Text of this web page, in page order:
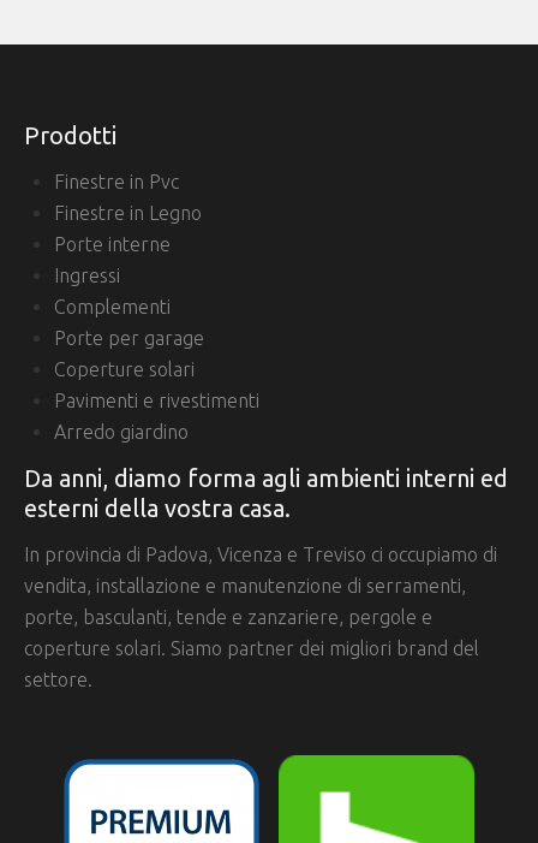
Prodotti
Finestre in Pvc
Finestre in Legno
Porte interne
Ingressi
Complementi
Porte per garage
Coperture solari
Pavimenti e rivestimenti
Arredo giardino
Da anni, diamo forma agli ambienti interni ed
esterni della vostra casa.
In provincia di Padova, Vicenza e Treviso ci occupiamo di
vendita, installazione e manutenzione di serramenti,
porte, basculanti, tende e zanzariere, pergole e
coperture solari. Siamo partner dei migliori brand del
settore.